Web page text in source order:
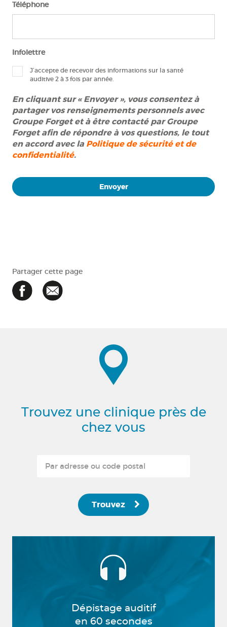
Téléphone
Infolettre
J’accepte de recevoir des informations sur la santé
auditive 2 à 3 fois par année.
En cliquant sur «Envoyer», vous consentez à
partager vos renseignements personnels avec
Groupe Forget et à être contacté par Groupe
Forget afin de répondre à vos questions, le tout
en accord avec laPolitique de sécurité et de
confidentialité.
Partager cette page
Trouvez une clinique près de
chez vous
Trouvez
Dépistage auditif
en 60 secondes